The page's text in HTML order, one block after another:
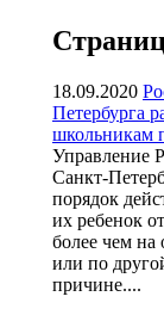
18.09.2020
Петербурга
школьникам
Управление
Санкт-
порядок
их ребенок
более чем на
или по
причине....